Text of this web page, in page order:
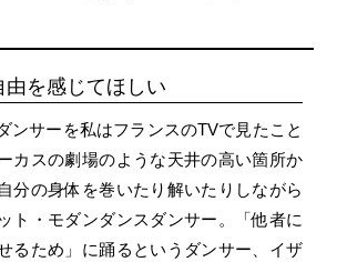
由を感じてほしい
ンサーを私はフランスのTVで見たこと
カスの劇場のような天井の高い箇所か
分の身体を巻いたり解いたりしながら
ト・モダンダンスダンサー。「他者に
るため」に踊るというダンサー、イザ